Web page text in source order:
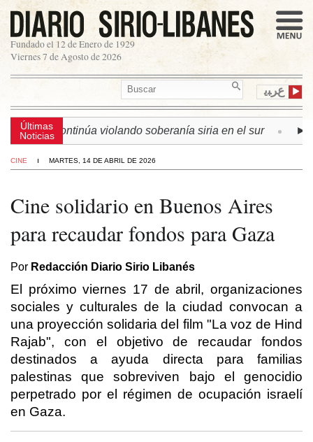
Fundado el 12 de Enero de 1929
Viernes 7 de Agosto de 2026
ﻉﺮﺒﻳ
Últimas
Noticias
israelí continúa violando soberanía siria en el sur ►
CINE MARTES, 14 DE ABRIL DE 2026
Cine solidario en Buenos Aires
para recaudar fondos para Gaza
Por Redacción Diario Sirio Libanés
El próximo viernes 17 de abril, organizaciones
sociales y culturales de la ciudad convocan a
una proyección solidaria del film "La voz de Hind
Rajab", con el objetivo de recaudar fondos
destinados a ayuda directa para familias
palestinas que sobreviven bajo el genocidio
perpetrado por el régimen de ocupación israelí
en Gaza.